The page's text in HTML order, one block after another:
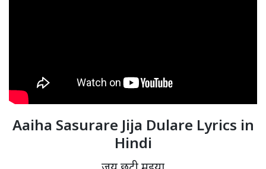
Aaiha Sasurare Jija Dulare Lyrics in
Hindi